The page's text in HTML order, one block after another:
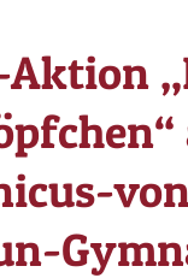
Aktion